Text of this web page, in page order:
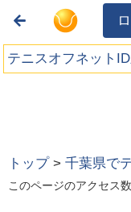
テニスオフネット
トップ >千葉県で
このページのアクセス